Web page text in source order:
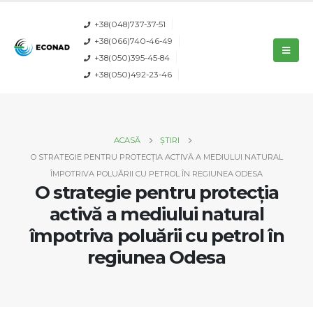
+38(048)737-37-51
+38(066)740-46-49
+38(050)395-45-84
+38(050)492-23-46
ACASĂ
ȘTIRI
O STRATEGIE PENTRU PROTECȚIA ACTIVĂ A MEDIULUI NATURAL
ÎMPOTRIVA POLUĂRII CU PETROL ÎN REGIUNEA ODESA
O strategie pentru protecția
activă a mediului natural
împotriva poluării cu petrol în
regiunea Odesa